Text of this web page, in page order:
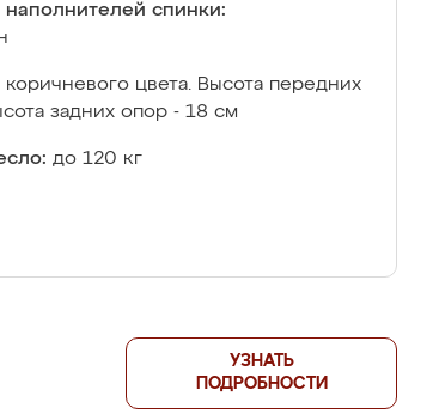
спинки:
коричневого цвета. Высота передних
задних опор - 18 см
до 120 кг
УЗНАТЬ
ПОДРОБНОСТИ